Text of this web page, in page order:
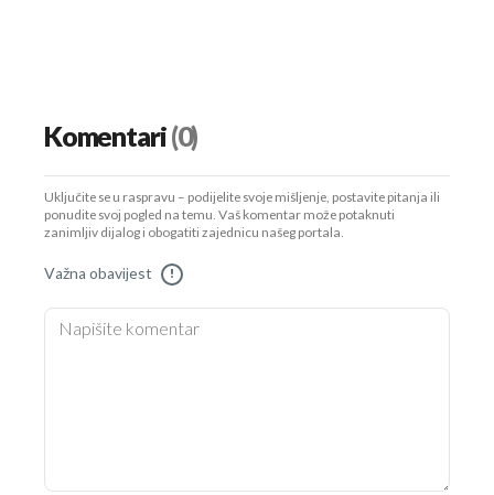
Komentari(0)
Uključite se u raspravu – podijelite svoje mišljenje, postavite pitanja ili
ponudite svoj pogled na temu. Vaš komentar može potaknuti
zanimljiv dijalog i obogatiti zajednicu našeg portala.
Važna obavijest !